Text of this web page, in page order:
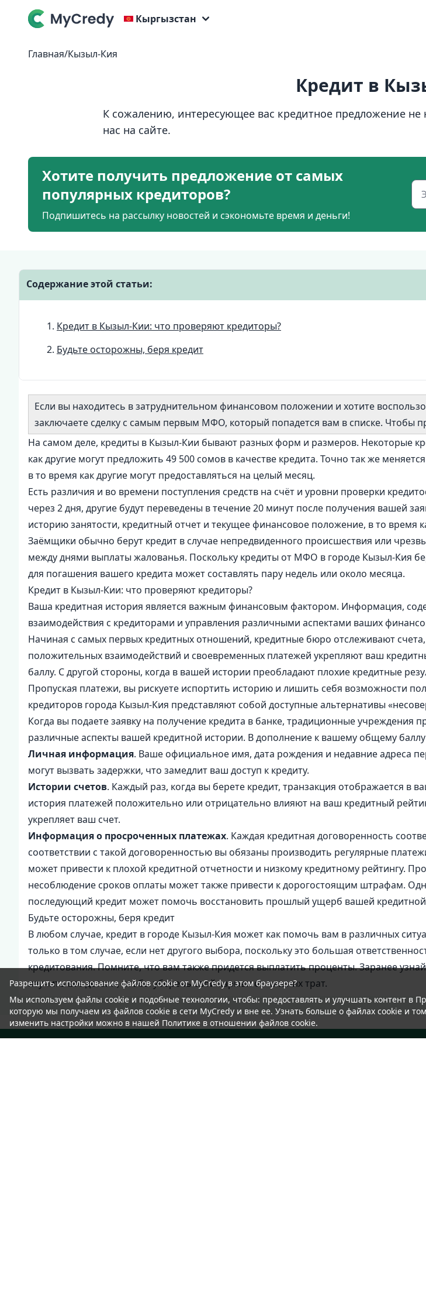
Кыргызстан
Главная/Кызыл-Кия
Кредит в
К сожалению, интересующее вас кредитное предложение
нас на сайте.
Хотите получить предложение от самых
популярных кредиторов?
Подпишитесь на рассылку новостей и сэкономьте время и деньги!
Содержание этой статьи:
Кредит в Кызыл-Кии: что проверяют кредиторы?
Будьте осторожны, беря кредит
Если вы находитесь в затруднительном финансовом положении и хотите
заключаете сделку с самым первым МФО, который попадется вам в списке.
На самом деле, кредиты в Кызыл-Кии бывают разных форм и размеров. Некоторые
как другие могут предложить 49 500 сомов в качестве кредита. Точно так же
в то время как другие могут предоставляться на целый месяц.
Есть различия и во времени поступления средств на счёт и уровни проверки
через 2 дня, другие будут переведены в течение 20 минут после получения вашей
историю занятости, кредитный отчет и текущее финансовое положение, в то время
Заёмщики обычно берут кредит в случае непредвиденного происшествия или
между днями выплаты жалованья. Поскольку кредиты от МФО в городе Кызыл-Кия
для погашения вашего кредита может составлять пару недель или около месяца.
Кредит в Кызыл-Кии: что проверяют кредиторы?
Ваша кредитная история является важным финансовым фактором. Информация,
взаимодействия с кредиторами и управления различными аспектами ваших
Начиная с самых первых кредитных отношений, кредитные бюро отслеживают
положительных взаимодействий и своевременных платежей укрепляют ваш
баллу. С другой стороны, когда в вашей истории преобладают плохие кредитные
Пропуская платежи, вы рискуете испортить историю и лишить себя возможности
кредиторов города Кызыл-Кия представляют собой доступные альтернативы
Когда вы подаете заявку на получение кредита в банке, традиционные учреждения
различные аспекты вашей кредитной истории. В дополнение к вашему общему
Личная информация. Ваше официальное имя, дата рождения и недавние адреса
могут вызвать задержки, что замедлит ваш доступ к кредиту.
Истории счетов. Каждый раз, когда вы берете кредит, транзакция отображается
история платежей положительно или отрицательно влияют на ваш кредитный
укрепляет ваш счет.
Информация о просроченных платежах. Каждая кредитная договоренность
соответствии с такой договоренностью вы обязаны производить регулярные
может привести к плохой кредитной отчетности и низкому кредитному рейтингу.
несоблюдение сроков оплаты может также привести к дорогостоящим штрафам.
последующий кредит может помочь восстановить прошлый ущерб вашей
Будьте осторожны, беря кредит
В любом случае, кредит в городе Кызыл-Кия может как помочь вам в различных
только в том случае, если нет другого выбора, поскольку это большая
кредитования. Помните, что вам также придется выплатить проценты. Заранее
изучить все детали, чтобы уберечь свой карман от лишних трат.
Разрешить использование файлов cookie от MyCredy в этом браузере?
Мы используем файлы cookie и подобные технологии, чтобы: предоставлять и улучшать контент в
которую мы получаем из файлов cookie в сети MyCredy и вне ее. Узнать больше о файлах cookie и
изменить настройки можно в нашей Политике в отношении файлов cookie.